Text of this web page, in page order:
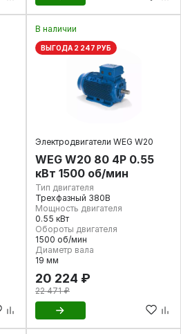
В наличии
ВЫГОДА 2 247 РУБ
Электродвигатели WEG W20
WEG W20 80 4P 0.55
кВт 1500 об/мин
Тип двигателя
Трехфазный 380В
Мощность двигателя
0.55 кВт
Обороты двигателя
1500 об/мин
Диаметр вала
19 мм
20 224 ₽
22 471 ₽